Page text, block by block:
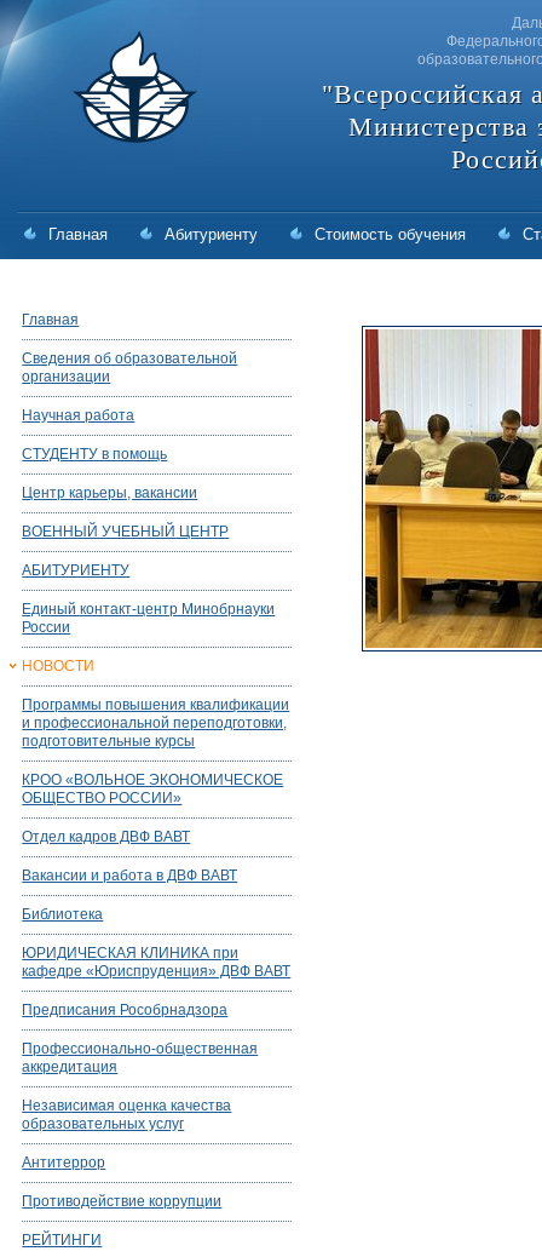
"Всероссийская
Министерства
Главная Абитуриенту Стоимость обучения
Главная
Сведения об образовательной
организации
Научная работа
СТУДЕНТУ в помощь
Центр карьеры, вакансии
ВОЕННЫЙ УЧЕБНЫЙ ЦЕНТР
АБИТУРИЕНТУ
Единый контакт-центр Минобрнауки
России
НОВОСТИ
Программы повышения квалификации
и профессиональной переподготовки,
подготовительные курсы
КРОО «ВОЛЬНОЕ ЭКОНОМИЧЕСКОЕ
ОБЩЕСТВО РОССИИ»
Отдел кадров ДВФ ВАВТ
Вакансии и работа в ДВФ ВАВТ
Библиотека
ЮРИДИЧЕСКАЯ КЛИНИКА при
кафедре «Юриспруденция» ДВФ ВАВТ
Предписания Рособрнадзора
Профессионально-общественная
аккредитация
Независимая оценка качества
образовательных услуг
Антитеррор
Противодействие коррупции
РЕЙТИНГИ